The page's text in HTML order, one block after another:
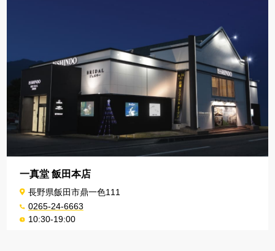
一真堂 飯田本店
長野県飯田市鼎一色111
0265-24-6663
10:30-19:00